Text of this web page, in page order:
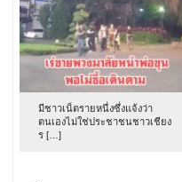
มีชาวเน็ตรายหนึ่งซึ่งแจ้งว่า
ตนเองไม่ใช่ประชาชนชาวเชียง
ร […]